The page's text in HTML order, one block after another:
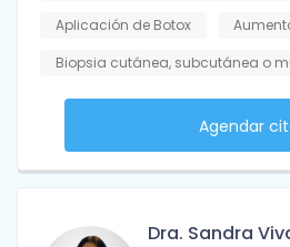
Aplicación de Botox
Biopsia cutánea, subcutánea o
Agendar
Dra. Sandra